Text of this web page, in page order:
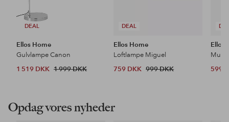
DEAL
Ellos Home
Gulvlampe Canon
1 519 DKK 1 999 DKK
DEAL
Ellos Home
Loftlampe Miguel
759 DKK 999 DKK
Ellos
599
Opdag vores nyheder